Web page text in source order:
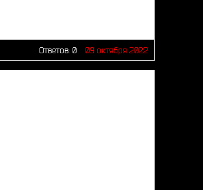
Ответов: 0 09 октября 2022